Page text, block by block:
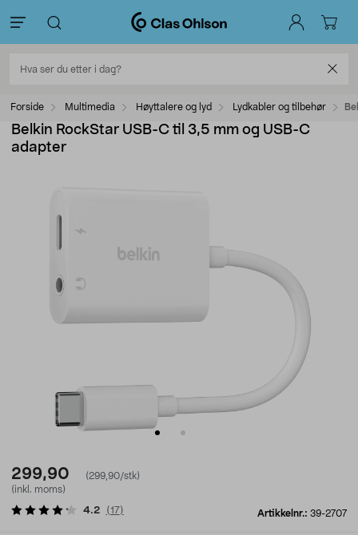
Forside Multimedia Høyttalere og lyd Lydkabler og tilbehør
Belkin RockStar USB-C til 3,5 mm og USB-C
adapter
299,90
(299,90/stk)
(inkl. moms)
Artikkelnr.: 39-2707
4.2 (17)